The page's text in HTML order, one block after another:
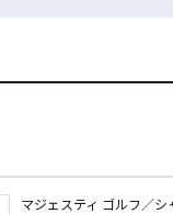
マジェスティ ゴルフ／シ